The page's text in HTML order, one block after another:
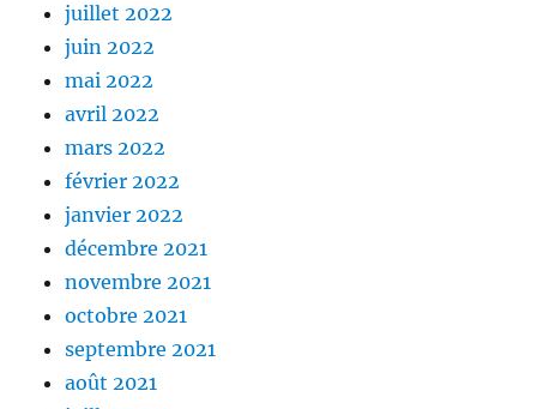
juillet 2022
juin 2022
mai 2022
avril 2022
mars 2022
février 2022
janvier 2022
décembre 2021
novembre 2021
octobre 2021
septembre 2021
août 2021